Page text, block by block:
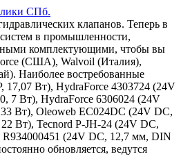
СПб.
клапанов. Теперь в
в промышленности,
комплектующими, чтобы вы
(США), Walvoil (Италия),
Наиболее востребованные
17,07 Вт), HydraForce 4303724 (24V
7 Вт), HydraForce 6306024 (24V
Вт), Oleoweb EC024DC (24V DC,
Вт), Tecnord P-JH-24 (24V DC,
(24V DC, 12,7 мм, DIN
обновляется, ведутся